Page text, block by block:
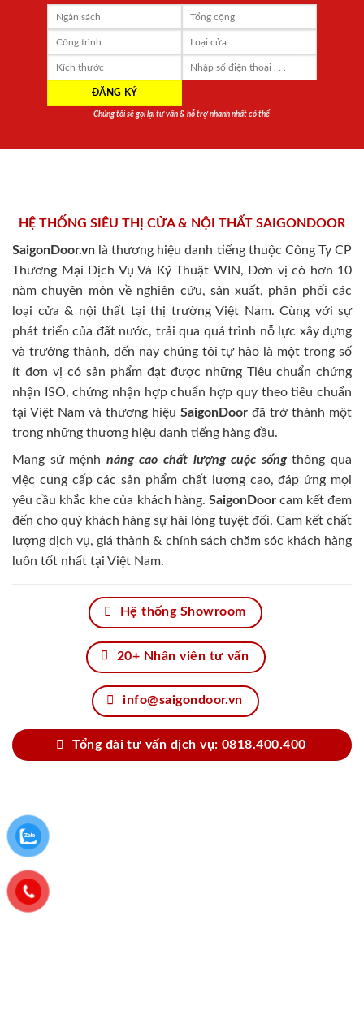
Chúng tôi sẽ gọi lại tư vấn & hỗ trợ nhanh nhất có thể
HỆ THỐNG SIÊU THỊ CỬA & NỘI THẤT SAIGONDOOR
SaigonDoor.vn là thương hiệu danh tiếng thuộc Công Ty CP
Thương Mại Dịch Vụ Và Kỹ Thuật WIN, Đơn vị có hơn 10
năm chuyên môn về nghiên cứu, sản xuất, phân phối các
loại cửa & nội thất tại thị trường Việt Nam. Cùng với sự
phát triển của đất nước, trải qua quá trình nỗ lực xây dựng
và trưởng thành, đến nay chúng tôi tự hào là một trong số
ít đơn vị có sản phẩm đạt được những Tiêu chuẩn chứng
nhận ISO, chứng nhận hợp chuẩn hợp quy theo tiêu chuẩn
tại Việt Nam và thương hiệu SaigonDoor đã trở thành một
trong những thương hiệu danh tiếng hàng đầu.
Mang sứ mệnh nâng cao chất lượng cuộc sốngthông qua
việc cung cấp các sản phẩm chất lượng cao, đáp ứng mọi
yêu cầu khắc khe của khách hàng. SaigonDoorcam kết đem
đến cho quý khách hàng sự hài lòng tuyệt đối. Cam kết chất
lượng dịch vụ, giá thành & chính sách chăm sóc khách hàng
luôn tốt nhất tại Việt Nam.
Hệ thống Showroom
20+ Nhân viên tư vấn
info@saigondoor.vn
Tổng đài tư vấn dịch vụ: 0818.400.400